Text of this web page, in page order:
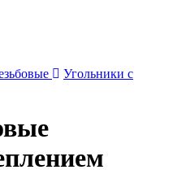
Угольники с